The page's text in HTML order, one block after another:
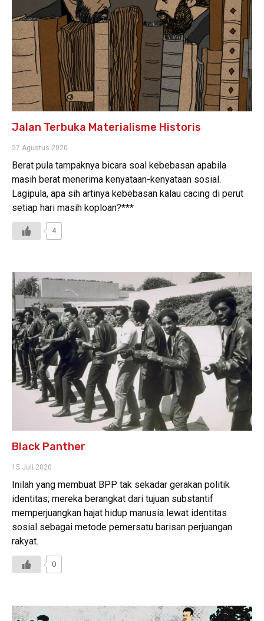
Jalan Terbuka Materialisme Historis
27 Agustus 2020
Berat pula tampaknya bicara soal kebebasan apabila
masih berat menerima kenyataan-kenyataan sosial.
Lagipula, apa sih artinya kebebasan kalau cacing di perut
setiap hari masih koploan?***
4
Black Panther
15 Juli 2020
Inilah yang membuat BPP tak sekadar gerakan politik
identitas; mereka berangkat dari tujuan substantif
memperjuangkan hajat hidup manusia lewat identitas
sosial sebagai metode pemersatu barisan perjuangan
rakyat.
0